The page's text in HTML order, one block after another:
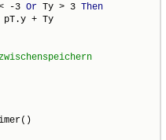
-3 Or Ty > 3 Then
pT.y + Ty